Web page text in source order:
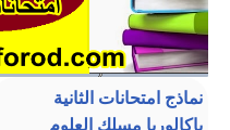
نماذج امتحانات الثانية
باكالوريا مسلك العلوم